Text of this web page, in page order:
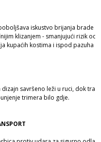
iskustvo brijanja brade i
klizanjem - smanjujući rizik od
kupaćih kostima i ispod pazuha
savršeno leži u ruci, dok
trimera bilo gdje.